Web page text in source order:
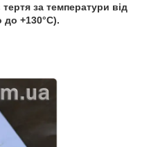
за температури від
до +130°С).